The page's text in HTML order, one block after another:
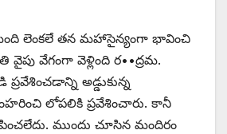
లెంకలే తన మహాసైన్యంగా భావించి
వైపు వేగంగా వెళ్లింది ర••ద్రమ.
అడ్డుకున్న
లోపలికి ప్రవేశించారు. కానీ
ముందు చూసిన మందిరం